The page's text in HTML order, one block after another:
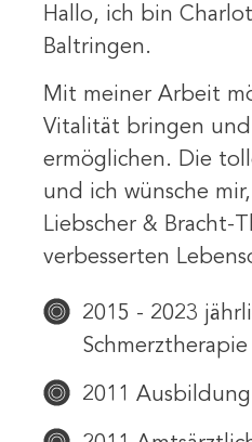
Hallo, ich bin
Baltringen.
Mit meiner Arbeit
Vitalität bringen und
ermöglichen. Die
und ich wünsche
Liebscher & Bracht-
verbesserten
2015 - 2023
Schmerztherapie
2011